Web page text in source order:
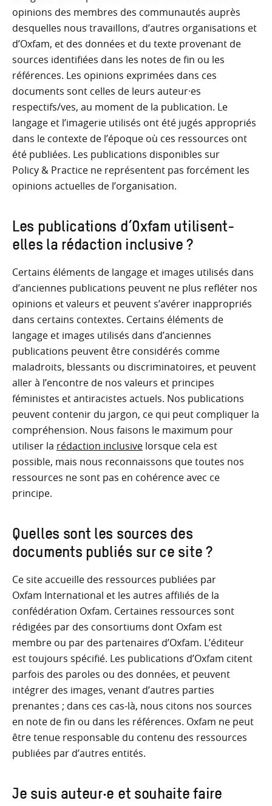
opinions des membres des communautés auprès
desquelles nous travaillons, d’autres organisations et
d’Oxfam, et des données et du texte provenant de
sources identifiées dans les notes de fin ou les
références. Les opinions exprimées dans ces
documents sont celles de leurs auteur·es
respectifs/ves, au moment de la publication. Le
langage et l’imagerie utilisés ont été jugés appropriés
dans le contexte de l’époque où ces ressources ont
été publiées. Les publications disponibles sur
Policy & Practice ne représentent pas forcément les
opinions actuelles de l’organisation.
Les publications d’Oxfam utilisent-
elles la rédaction inclusive ?
Certains éléments de langage et images utilisés dans
d’anciennes publications peuvent ne plus refléter nos
opinions et valeurs et peuvent s’avérer inappropriés
dans certains contextes. Certains éléments de
langage et images utilisés dans d’anciennes
publications peuvent être considérés comme
maladroits, blessants ou discriminatoires, et peuvent
aller à l’encontre de nos valeurs et principes
féministes et antiracistes actuels. Nos publications
peuvent contenir du jargon, ce qui peut compliquer la
compréhension. Nous faisons le maximum pour
utiliser la rédaction inclusive lorsque cela est
possible, mais nous reconnaissons que toutes nos
ressources ne sont pas en cohérence avec ce
principe.
Quelles sont les sources des
documents publiés sur ce site ?
Ce site accueille des ressources publiées par
Oxfam International et les autres affiliés de la
confédération Oxfam. Certaines ressources sont
rédigées par des consortiums dont Oxfam est
membre ou par des partenaires d’Oxfam. L’éditeur
est toujours spécifié. Les publications d’Oxfam citent
parfois des paroles ou des données, et peuvent
intégrer des images, venant d’autres parties
prenantes ; dans ces cas-là, nous citons nos sources
en note de fin ou dans les références. Oxfam ne peut
être tenue responsable du contenu des ressources
publiées par d’autres entités.
Je suis auteur·e et souhaite faire